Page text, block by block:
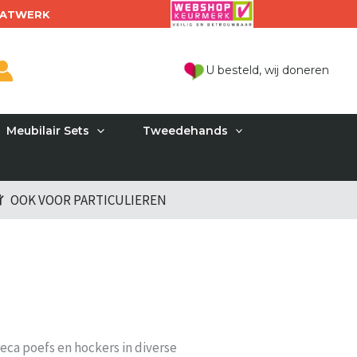
U besteld, wij doneren
Meubilair Sets Tweedehands
OOK VOOR PARTICULIEREN
poefs en hockers in diverse